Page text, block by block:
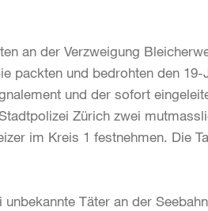
an der Verzweigung
packten und bedrohten den
und der sofort
Zürich zwei
im Kreis 1 festnehmen. Die
Täter an der